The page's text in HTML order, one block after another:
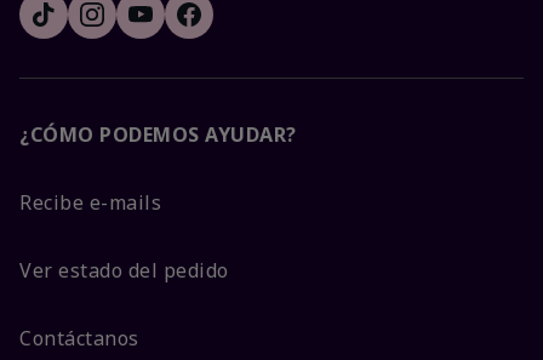
¿CÓMO PODEMOS AYUDAR?
Recibe e-mails
Ver estado del pedido
Contáctanos